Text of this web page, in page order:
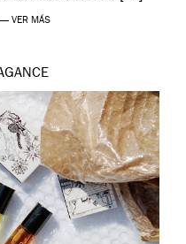
— VER MÁS